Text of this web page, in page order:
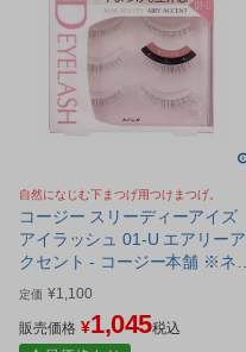
自然になじむ下まつげ用つけまつげ。
コージー スリーディーアイズ
アイラッシュ 01-U エアリーア
クセント - コージー本舗 ※ネコ
ポス対応商品
定価 ¥1,100
販売価格 ¥1,045税込